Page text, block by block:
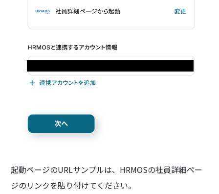
起動ページのURLサンプルは、HRMOSの社員詳細ペー
ジのリンクを貼り付けてください。